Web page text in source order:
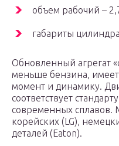
объем рабочий –
габариты
Обновленный агрегат
меньше бензина,
момент и динамику.
соответствует
современных сплавов.
корейских (LG),
деталей (Eaton).